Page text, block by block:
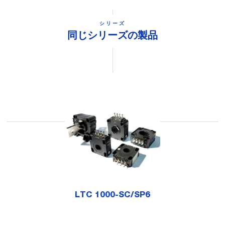
シリーズ
同じシリーズの製品
LTC 1000-SC/SP6